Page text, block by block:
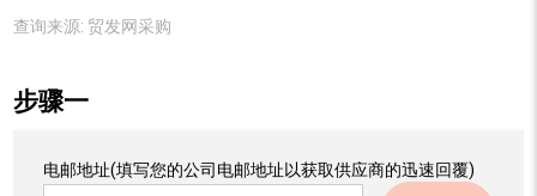
查询来源: 贸发网采购
步骤一
电邮地址(填写您的公司电邮地址以获取供应商的迅速回覆)